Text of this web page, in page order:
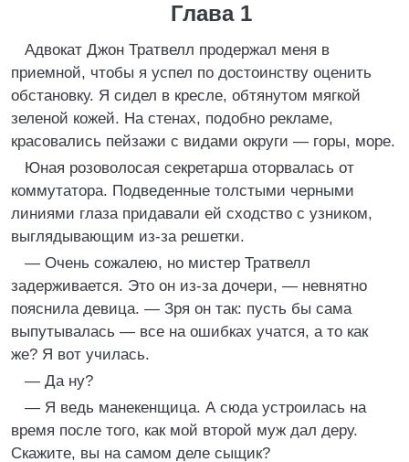
Глава 1
Адвокат Джон Тратвелл продержал меня в
приемной, чтобы я успел по достоинству оценить
обстановку. Я сидел в кресле, обтянутом мягкой
зеленой кожей. На стенах, подобно рекламе,
красовались пейзажи с видами округи — горы, море.
Юная розоволосая секретарша оторвалась от
коммутатора. Подведенные толстыми черными
линиями глаза придавали ей сходство с узником,
выглядывающим из-за решетки.
— Очень сожалею, но мистер Тратвелл
задерживается. Это он из-за дочери, — невнятно
пояснила девица. — Зря он так: пусть бы сама
выпутывалась — все на ошибках учатся, а то как
же? Я вот училась.
— Да ну?
— Я ведь манекенщица. А сюда устроилась на
время после того, как мой второй муж дал деру.
Скажите, вы на самом деле сыщик?